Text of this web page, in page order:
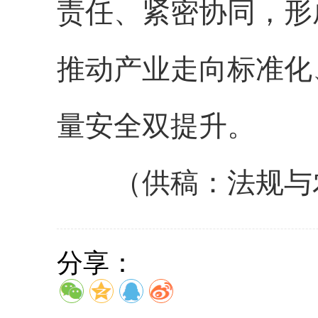
责任、紧密协同，
推动产业走向标准
量安全双提升。
（供稿：法规与
分享：